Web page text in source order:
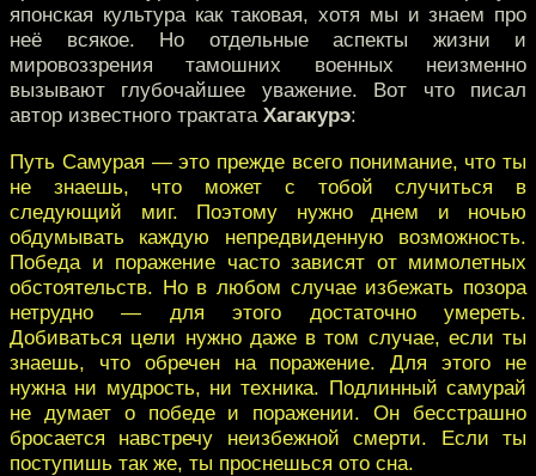
японская культура как таковая, хотя мы и знаем про
неё всякое. Но отдельные аспекты жизни и
мировоззрения тамошних военных неизменно
вызывают глубочайшее уважение. Вот что писал
автор известного трактата Хагакурэ:
Путь Самурая — это прежде всего понимание, что ты
не знаешь, что может с тобой случиться в
следующий миг. Поэтому нужно днем и ночью
обдумывать каждую непредвиденную возможность.
Победа и поражение часто зависят от мимолетных
обстоятельств. Но в любом случае избежать позора
нетрудно — для этого достаточно умереть.
Добиваться цели нужно даже в том случае, если ты
знаешь, что обречен на поражение. Для этого не
нужна ни мудрость, ни техника. Подлинный самурай
не думает о победе и поражении. Он бесстрашно
бросается навстречу неизбежной смерти. Если ты
поступишь так же, ты проснешься ото сна.